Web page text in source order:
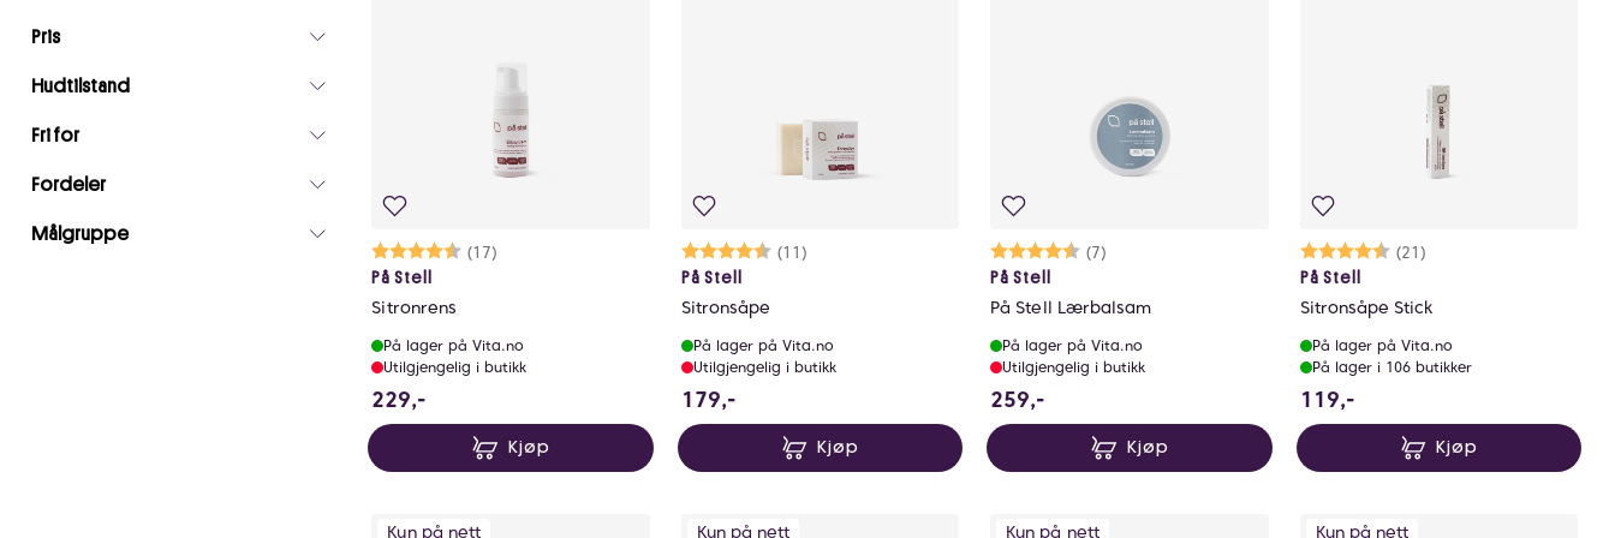
filtre
Pris
Hudtilstand
Fri for
Fordeler
Målgruppe
Karakter:
(17)
4.6 av 5 mulige
På Stell
Sitronrens
På lager på Vita.no
Utilgjengelig i butikk
229,-
Kjøp
Karakter:
(11)
4.4 av 5 mulige
På Stell
Sitronsåpe
På lager på Vita.no
Utilgjengelig i butikk
179,-179 NOK
Kjøp
Karakter:
(7)
4.9 av 5 mulige
På Stell
På Stell Lærbalsam
På lager på Vita.no
Utilgjengelig i butikk
259,-
Kjøp
Karakter:
(21)
4.5 av 5 mulige
På Stell
Sitronsåpe Stick
På lager på Vita.no
På lager i 106 butikker
119,-119 NOK
Kjøp
Kun på nett Kun på nett Kun på nett Kun på nett